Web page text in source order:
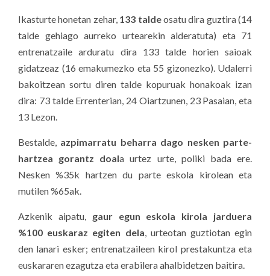
Ikasturte honetan zehar,133 taldeosatu dira guztira (14
talde gehiago aurreko urtearekin alderatuta) eta 71
entrenatzaile arduratu dira 133 talde horien saioak
gidatzeaz (16 emakumezko eta 55 gizonezko). Udalerri
bakoitzean sortu diren talde kopuruak honakoak izan
dira: 73 talde Errenterian, 24 Oiartzunen, 23 Pasaian, eta
13 Lezon.
Bestalde, azpimarratu beharra dago nesken parte-
hartzea gorantz doala urtez urte, poliki bada ere.
Nesken %35k hartzen du parte eskola kirolean eta
mutilen %65ak.
Azkenik aipatu, gaur egun eskola kirola jarduera
%100 euskaraz egiten dela, urteotan guztiotan egin
den lanari esker; entrenatzaileen kirol prestakuntza eta
euskararen ezagutza eta erabilera ahalbidetzen baitira.